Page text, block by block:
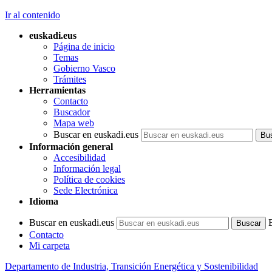
Ir al contenido
euskadi.eus
Página de inicio
Temas
Gobierno Vasco
Trámites
Herramientas
Contacto
Buscador
Mapa web
Buscar en euskadi.eus
Información general
Accesibilidad
Información legal
Política de cookies
Sede Electrónica
Idioma
Buscar en euskadi.eus
Contacto
Mi carpeta
Departamento de Industria, Transición Energética y Sostenibilidad